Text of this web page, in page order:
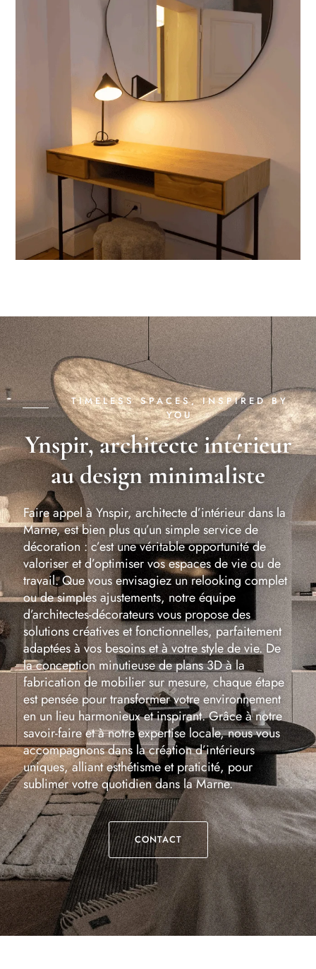
TIMELESS SPACES, INSPIRED BY
YOU
Ynspir, architecte intérieur
au design minimaliste
Faire appel à Ynspir, architecte d’intérieur dans la
Marne, est bien plus qu’un simple service de
décoration : c’est une véritable opportunité de
valoriser et d’optimiser vos espaces de vie ou de
travail. Que vous envisagiez un relooking complet
ou de simples ajustements, notre équipe
d’architectes-décorateurs vous propose des
solutions créatives et fonctionnelles, parfaitement
adaptées à vos besoins et à votre style de vie. De
la conception minutieuse de plans 3D à la
fabrication de mobilier sur mesure, chaque étape
est pensée pour transformer votre environnement
en un lieu harmonieux et inspirant. Grâce à notre
savoir-faire et à notre expertise locale, nous vous
accompagnons dans la création d’intérieurs
uniques, alliant esthétisme et praticité, pour
sublimer votre quotidien dans la Marne.
CONTACT